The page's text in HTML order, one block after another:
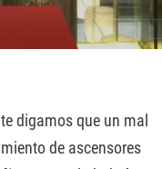
digamos que un mal
de ascensores